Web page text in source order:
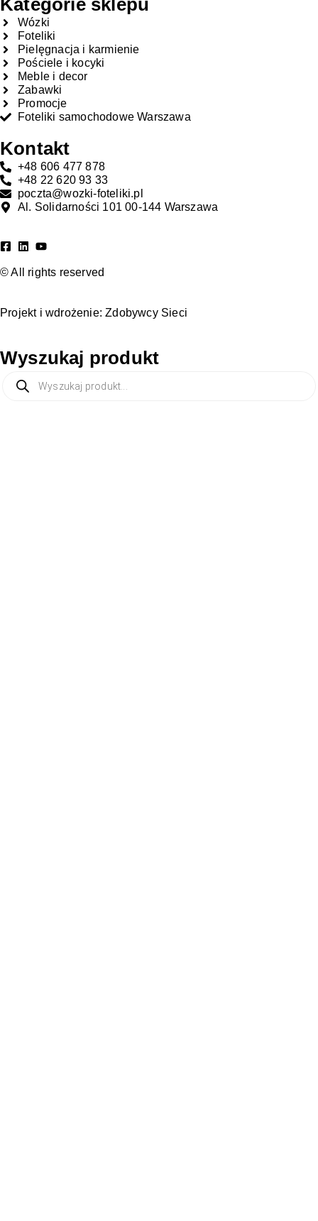
Kategorie sklepu
Wózki
Foteliki
Pielęgnacja i karmienie
Pościele i kocyki
Meble i decor
Zabawki
Promocje
Foteliki samochodowe Warszawa
Kontakt
+48 606 477 878
+48 22 620 93 33
poczta@wozki-foteliki.pl
Al. Solidarności 101 00-144 Warszawa
© All rights reserved
Projekt i wdrożenie:Zdobywcy Sieci
Wyszukaj produkt